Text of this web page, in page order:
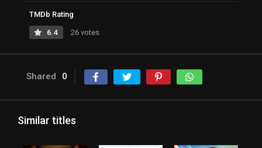
TMDb Rating
6.4 26 votes
Shared 0
Similar titles